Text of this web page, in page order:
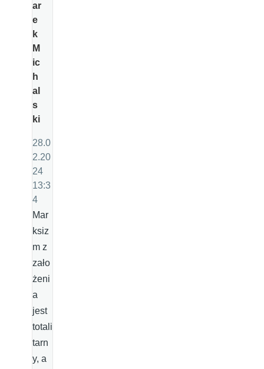
ar
e
k
M
ic
h
al
s
ki
28.0
2.20
24
13:3
4
Mar
ksiz
m z
zało
żeni
a
jest
totali
tarn
y, a